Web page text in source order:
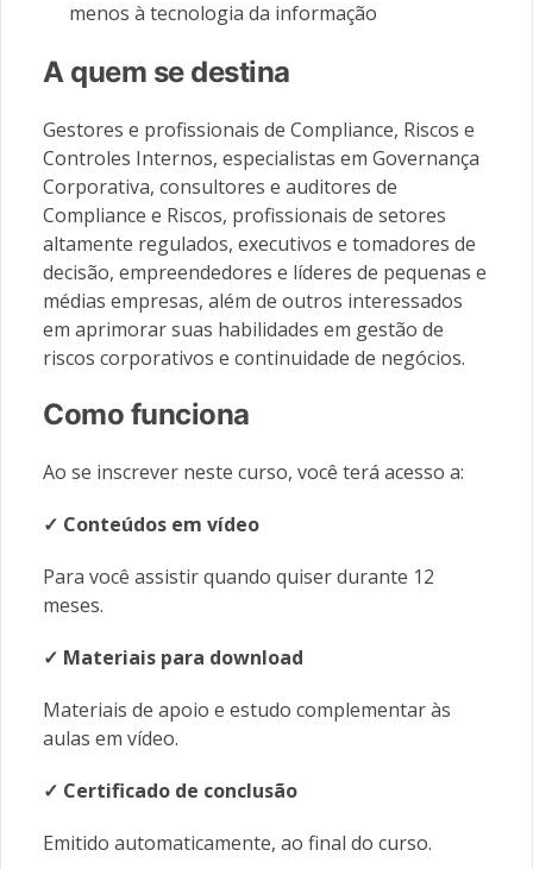
menos à tecnologia da informação
A quem se destina
Gestores e profissionais de Compliance, Riscos e
Controles Internos, especialistas em Governança
Corporativa, consultores e auditores de
Compliance e Riscos, profissionais de setores
altamente regulados, executivos e tomadores de
decisão, empreendedores e líderes de pequenas e
médias empresas, além de outros interessados
em aprimorar suas habilidades em gestão de
riscos corporativos e continuidade de negócios.
Como funciona
Ao se inscrever neste curso, você terá acesso a:
✓ Conteúdos em vídeo
Para você assistir quando quiser durante 12
meses.
✓ Materiais para download
Materiais de apoio e estudo complementar às
aulas em vídeo.
✓ Certificado de conclusão
Emitido automaticamente, ao final do curso.